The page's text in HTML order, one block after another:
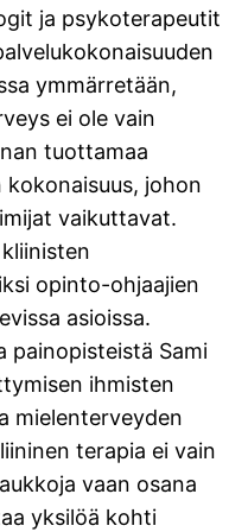
ja psykoterapeutit
ymmärretään,
ei ole vain
tuottamaa
kokonaisuus, johon
vaikuttavat.
opinto-ohjaajien
asioissa.
painopisteistä Sami
ihmisten
mielenterveyden
terapia ei vain
vaan osana
yksilöä kohti